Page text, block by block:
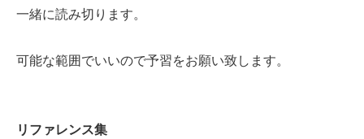
一緒に読み切ります。
可能な範囲でいいので予習をお願い致します。
リファレンス集